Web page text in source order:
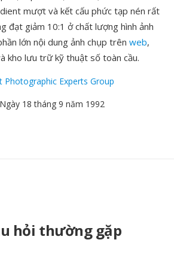
mượt và kết cấu phức tạp nén rất
đạt giảm 10:1 ở chất lượng hình ảnh
lớn nội dung ảnh chụp trên web,
kho lưu trữ kỹ thuật số toàn cầu.
Photographic Experts Group
18 tháng 9 năm 1992
hỏi thường gặp